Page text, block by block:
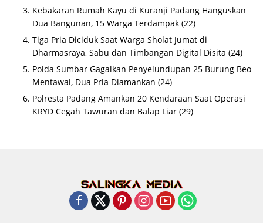
Kebakaran Rumah Kayu di Kuranji Padang Hanguskan
Dua Bangunan, 15 Warga Terdampak (22)
Tiga Pria Diciduk Saat Warga Sholat Jumat di
Dharmasraya, Sabu dan Timbangan Digital Disita (24)
Polda Sumbar Gagalkan Penyelundupan 25 Burung Beo
Mentawai, Dua Pria Diamankan (24)
Polresta Padang Amankan 20 Kendaraan Saat Operasi
KRYD Cegah Tawuran dan Balap Liar (29)